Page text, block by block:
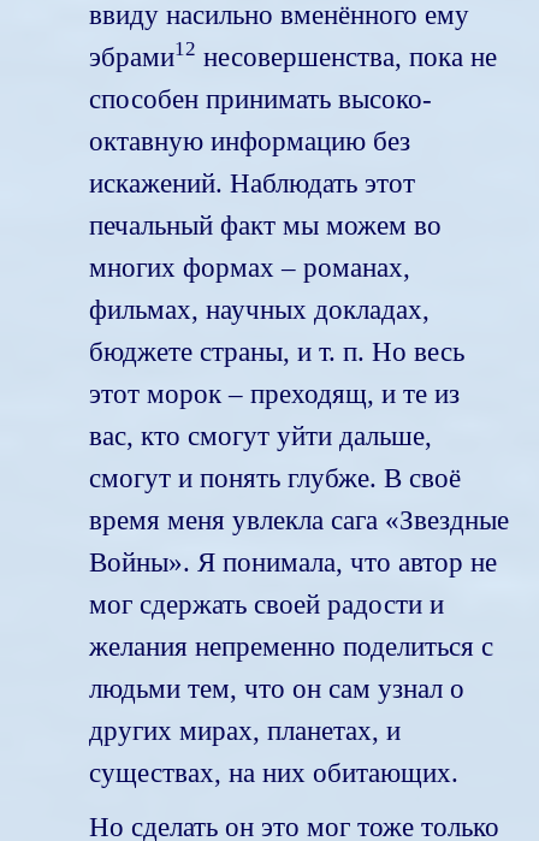
ввиду насильно вменённого ему
эбрами12 несовершенства, пока не
способен принимать высоко-
октавную информацию без
искажений. Наблюдать этот
печальный факт мы можем во
многих формах – романах,
фильмах, научных докладах,
бюджете страны, и т. п. Но весь
этот морок – преходящ, и те из
вас, кто смогут уйти дальше,
смогут и понять глубже. В своё
время меня увлекла сага «Звездные
Войны». Я понимала, что автор не
мог сдержать своей радости и
желания непременно поделиться с
людьми тем, что он сам узнал о
других мирах, планетах, и
существах, на них обитающих.
Но сделать он это мог тоже только